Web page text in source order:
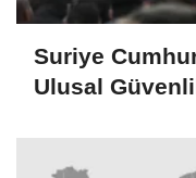
Suriye
Ulusal